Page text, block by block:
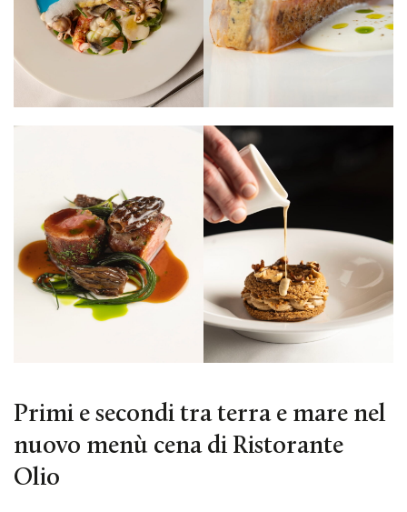
Primi e secondi tra terra e mare nel
nuovo menù cena di Ristorante
Olio